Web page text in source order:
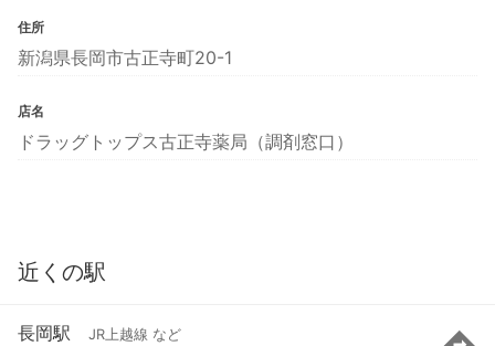
住所
新潟県長岡市古正寺町20-1
店名
ドラッグトップス古正寺薬局（調剤窓口）
近くの駅
長岡駅 JR上越線 など